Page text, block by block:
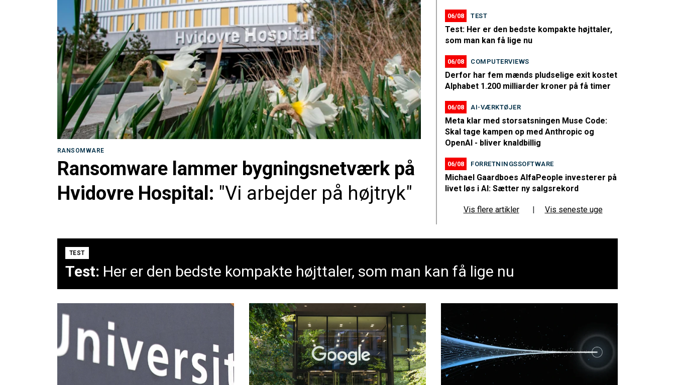
RANSOMWARE
Ransomware lammer bygningsnetværk på
Hvidovre Hospital: "Vi arbejder på højtryk"
06/08 TEST
Test: Her er den bedste kompakte højttaler,
som man kan få lige nu
06/08 COMPUTERVIEWS
Derfor har fem mænds pludselige exit kostet
Alphabet 1.200 milliarder kroner på få timer
06/08 AI-VÆRKTØJER
Meta klar med storsatsningen Muse Code:
Skal tage kampen op med Anthropic og
OpenAI - bliver knaldbillig
06/08 FORRETNINGSSOFTWARE
Michael Gaardboes AlfaPeople investerer på
livet løs i AI: Sætter ny salgsrekord
Vis flere artikler | Vis seneste uge
TEST
Test: Her er den bedste kompakte højttaler, som man kan få lige nu